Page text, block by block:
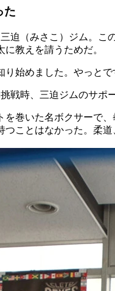
た
迫（みさこ）ジム。
教えを請うためだ。
り始めました。やっと
戦時、三迫ジムのサ
巻いた名ボクサーで
ことはなかった。柔